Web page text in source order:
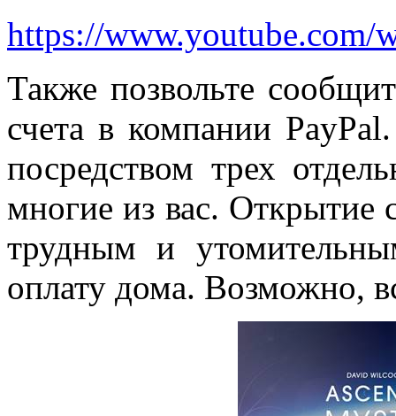
https://www.youtube.com/
Также позвольте
счета в компании
посредством трех
многие из вас. Открытие
трудным и
оплату дома. Возможно,